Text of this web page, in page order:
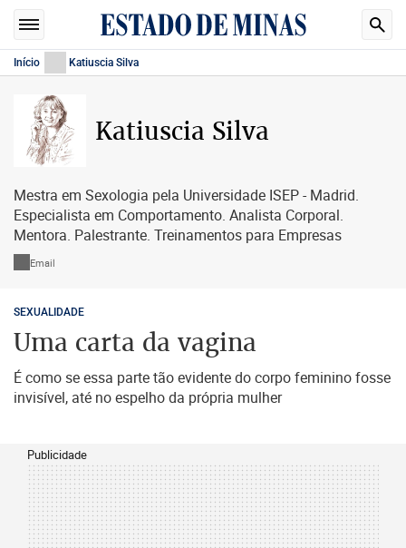
Início Katiuscia Silva
Katiuscia Silva
Mestra em Sexologia pela Universidade ISEP - Madrid.
Especialista em Comportamento. Analista Corporal.
Mentora. Palestrante. Treinamentos para Empresas
Email
SEXUALIDADE
Uma carta da vagina
É como se essa parte tão evidente do corpo feminino fosse
invisível, até no espelho da própria mulher
Publicidade